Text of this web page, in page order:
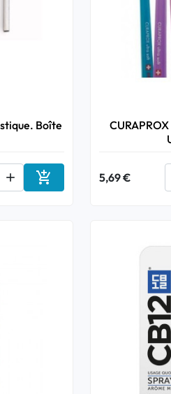
Boîte
 Ajouter au panier
5,69 €